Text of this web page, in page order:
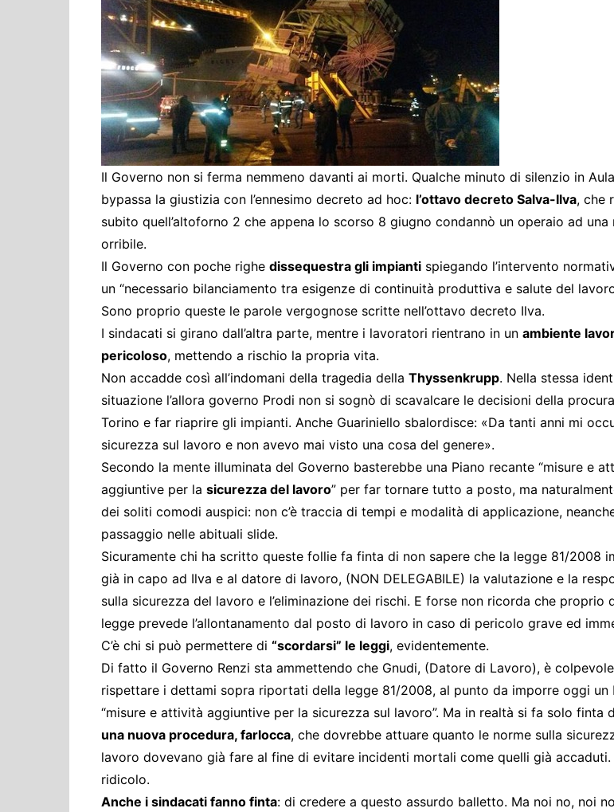
Cultura ed Istruzione
Difesa
Eventi
Finanze e tesoro
Giustizia
Lavori pubblici e Trasporti
Lavoro
Il Governo non si ferma nemmeno davanti ai morti. Qualche minuto di silenzio in
bypassa la giustizia con l’ennesimo decreto ad hoc: l’ottavo decreto Salva-Ilva, che
subito quell’altoforno 2 che appena lo scorso 8 giugno condannò un operaio ad una
orribile.
Il Governo con poche righe dissequestra gli impianti spiegando l’intervento
un “necessario bilanciamento tra esigenze di continuità produttiva e salute del
Sono proprio queste le parole vergognose scritte nell’ottavo decreto Ilva.
I sindacati si girano dall’altra parte, mentre i lavoratori rientrano in un ambiente
pericoloso, mettendo a rischio la propria vita.
Non accadde così all’indomani della tragedia della Thyssenkrupp. Nella stessa
situazione l’allora governo Prodi non si sognò di scavalcare le decisioni della
Torino e far riaprire gli impianti. Anche Guariniello sbalordisce: «Da tanti anni mi
sicurezza sul lavoro e non avevo mai visto una cosa del genere».
Secondo la mente illuminata del Governo basterebbe una Piano recante “misure e
aggiuntive per la sicurezza del lavoro” per far tornare tutto a posto, ma
dei soliti comodi auspici: non c’è traccia di tempi e modalità di applicazione,
passaggio nelle abituali slide.
Sicuramente chi ha scritto queste follie fa finta di non sapere che la legge 81/2008
già in capo ad Ilva e al datore di lavoro, (NON DELEGABILE) la valutazione e la
sulla sicurezza del lavoro e l’eliminazione dei rischi. E forse non ricorda che proprio
legge prevede l’allontanamento dal posto di lavoro in caso di pericolo grave ed
C’è chi si può permettere di “scordarsi” le leggi, evidentemente.
Di fatto il Governo Renzi sta ammettendo che Gnudi, (Datore di Lavoro), è
rispettare i dettami sopra riportati della legge 81/2008, al punto da imporre oggi un
“misure e attività aggiuntive per la sicurezza sul lavoro”. Ma in realtà si fa solo finta
una nuova procedura, farlocca, che dovrebbe attuare quanto le norme sulla
lavoro dovevano già fare al fine di evitare incidenti mortali come quelli già accaduti.
ridicolo.
Anche i sindacati fanno finta: di credere a questo assurdo balletto. Ma noi no, noi